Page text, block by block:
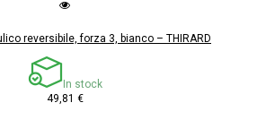
reversibile, forza 3, bianco – THIRARD
In stock
49,81 €